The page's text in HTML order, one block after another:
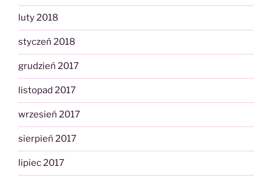
luty 2018
styczeń 2018
grudzień 2017
listopad 2017
wrzesień 2017
sierpień 2017
lipiec 2017